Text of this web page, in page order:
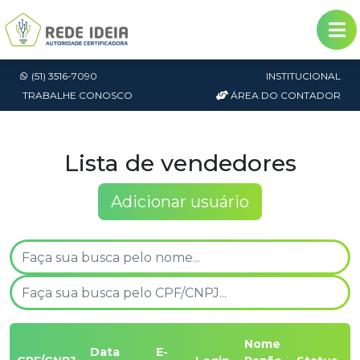
(51) 3516-7090
INSTITUCIONAL
TRABALHE CONOSCO
ÁREA DO CONTADOR
Lista de vendedores
Adicionar usuário
Data
E-
Nome